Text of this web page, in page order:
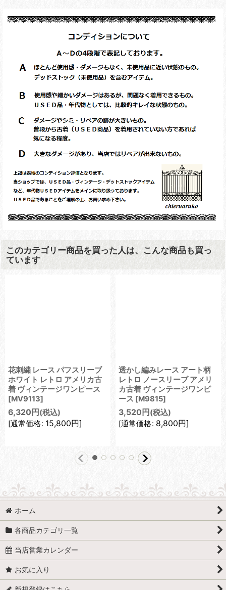
このカテゴリー商品を買った人は、こんな商品も買っ
ています
花刺繍 レース パフスリーブ
ホワイト レトロ アメリカ古
着 ヴィンテージワンピース
[MV9113]
6,320 円 (税込)
[通常価格: 15,800円]
透かし編みレース アート柄
レトロ ノースリーブ アメリ
カ古着 ヴィンテージワンピ
ース [M9815]
3,520 円 (税込)
[通常価格: 8,800円]
ホーム
各商品カテゴリ一覧
当店営業カレンダー
お気に入り